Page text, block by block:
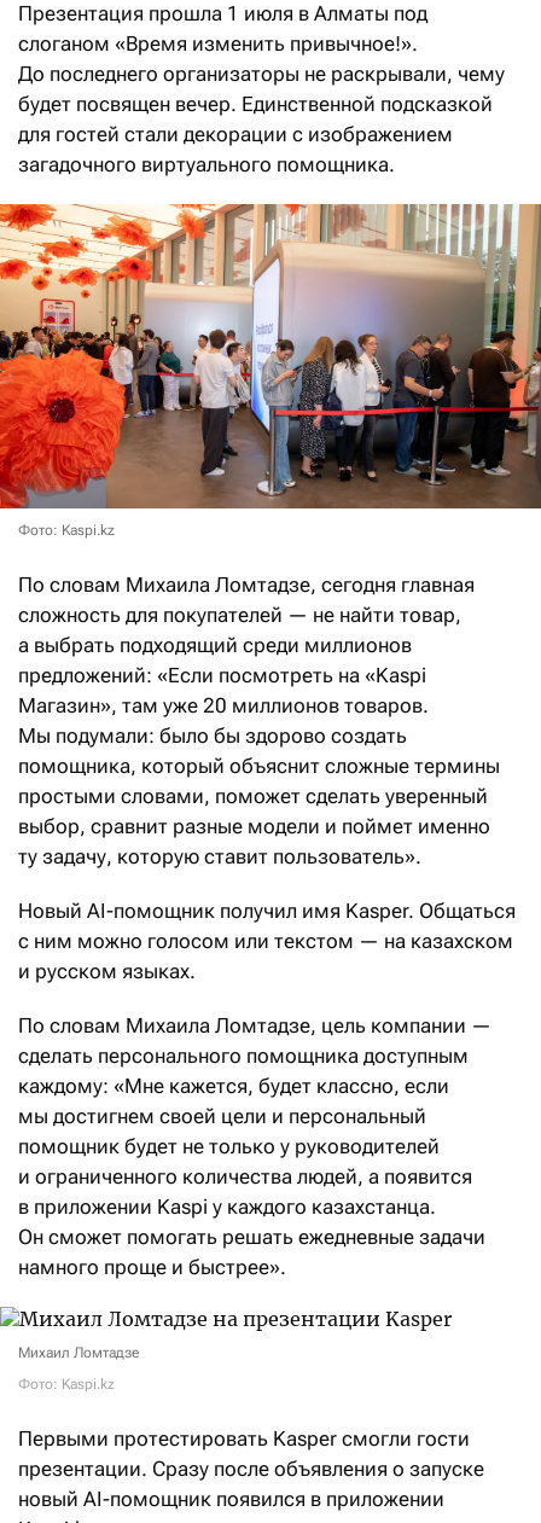
Презентация прошла 1 июля в Алматы под
слоганом «Время изменить привычное!».
До последнего организаторы не раскрывали, чему
будет посвящен вечер. Единственной подсказкой
для гостей стали декорации с изображением
загадочного виртуального помощника.
Фото: Kaspi.kz
По словам Михаила Ломтадзе, сегодня главная
сложность для покупателей — не найти товар,
а выбрать подходящий среди миллионов
предложений: «Если посмотреть на «Kaspi
Магазин», там уже 20 миллионов товаров.
Мы подумали: было бы здорово создать
помощника, который объяснит сложные термины
простыми словами, поможет сделать уверенный
выбор, сравнит разные модели и поймет именно
ту задачу, которую ставит пользователь».
Новый AI-помощник получил имя Kasper. Общаться
с ним можно голосом или текстом — на казахском
и русском языках.
По словам Михаила Ломтадзе, цель компании —
сделать персонального помощника доступным
каждому: «Мне кажется, будет классно, если
мы достигнем своей цели и персональный
помощник будет не только у руководителей
и ограниченного количества людей, а появится
в приложении Kaspi у каждого казахстанца.
Он сможет помогать решать ежедневные задачи
намного проще и быстрее».
Михаил Ломтадзе
Фото: Kaspi.kz
Первыми протестировать Kasper смогли гости
презентации. Сразу после объявления о запуске
новый AI-помощник появился в приложении